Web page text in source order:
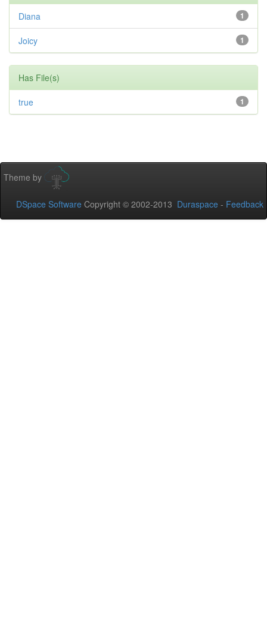
1
Diana
1
Joicy
Has File(s)
1
true
Theme by
DSpace Software Copyright © 2002-2013 Duraspace - Feedback